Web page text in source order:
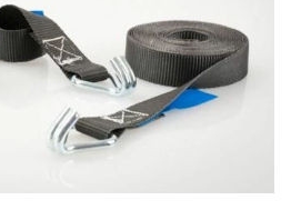
Spitshaak
Hobbyratel zwart | 0,8 Ton